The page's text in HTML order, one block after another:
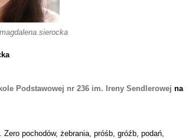
Podstawowej nr 236 im. Ireny Sendlerowej na
pochodów, żebrania, próśb, gróźb, podań,